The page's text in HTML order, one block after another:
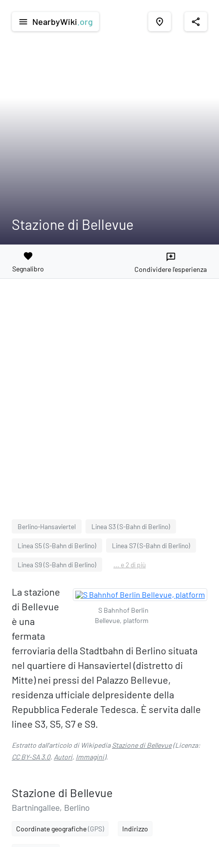
menu NearbyWiki .org place share
Stazione di Bellevue
favorite
Segnalibro
reviews
Condividere l'esperienza
Berlino-Hansaviertel Linea S3 (S-Bahn di Berlino)
Linea S5 (S-Bahn di Berlino) Linea S7 (S-Bahn di Berlino)
Linea S9 (S-Bahn di Berlino) ... e 2 di più
S Bahnhof Berlin
Bellevue, platform
La stazione
di Bellevue
è una
fermata
ferroviaria della Stadtbahn di Berlino situata
nel quartiere di Hansaviertel (distretto di
Mitte) nei pressi del Palazzo Bellevue,
residenza ufficiale delpresidente della
Repubblica Federale Tedesca. È servita dalle
linee S3, S5, S7 e S9.
Estratto dall'articolo di WikipediaStazione di Bellevue(Licenza:
CC BY-SA 3.0, Autori, Immagini).
Stazione di Bellevue
Bartningallee, Berlino
Coordinate geografiche(GPS) Indirizzo